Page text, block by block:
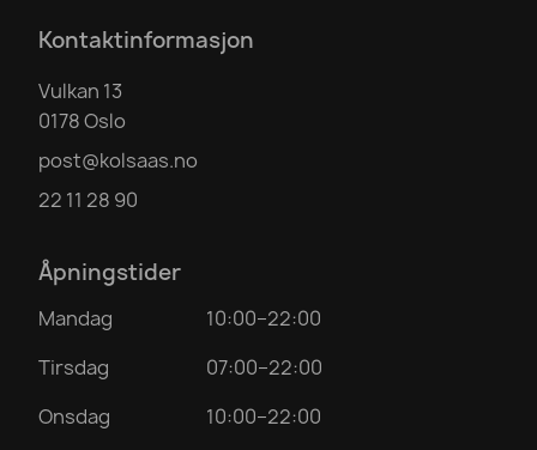
Kontaktinformasjon
Vulkan 13
0178 Oslo
post@kolsaas.no
22 11 28 90
Åpningstider
Mandag
10:00–22:00
Tirsdag
07:00–22:00
Onsdag
10:00–22:00